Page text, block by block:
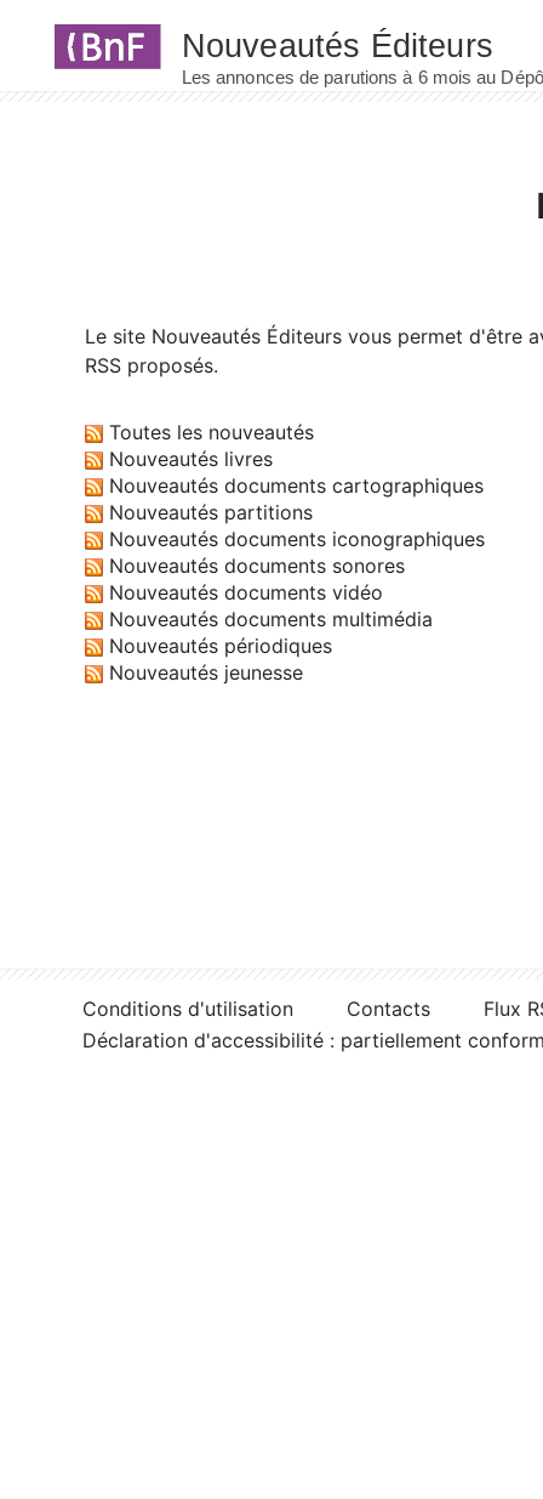
Le site Nouveautés Éditeurs vous permet d'être
RSS proposés.
Toutes les nouveautés
Nouveautés livres
Nouveautés documents cartographiques
Nouveautés partitions
Nouveautés documents iconographiques
Nouveautés documents sonores
Nouveautés documents vidéo
Nouveautés documents multimédia
Nouveautés périodiques
Nouveautés jeunesse
Conditions d'utilisation Contacts
Flux
Déclaration d'accessibilité : partiellement